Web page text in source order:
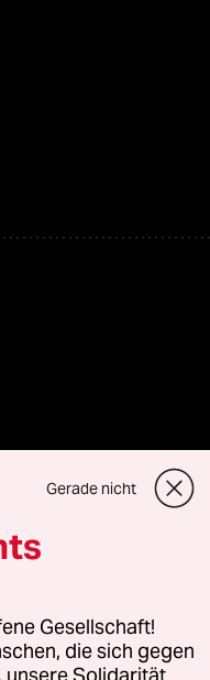
oder für Genehmigungen
Gerade nicht
Gesellschaft!
die sich gegen